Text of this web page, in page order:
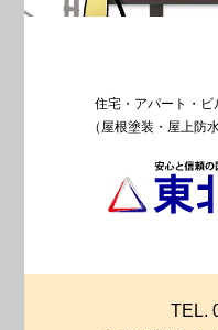
住宅・アパート・ビ
（屋根塗装・屋上防
TEL.